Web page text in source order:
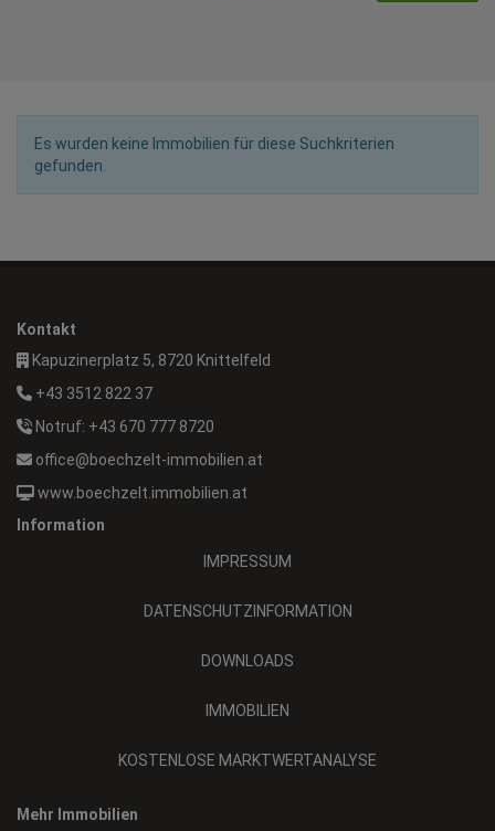
Es wurden keine Immobilien für diese Suchkriterien
gefunden.
Kontakt
Kapuzinerplatz 5, 8720 Knittelfeld
+43 3512 822 37
Notruf: +43 670 777 8720
office@boechzelt-immobilien.at
www.boechzelt.immobilien.at
Information
IMPRESSUM
DATENSCHUTZINFORMATION
DOWNLOADS
IMMOBILIEN
KOSTENLOSE MARKTWERTANALYSE
Mehr Immobilien